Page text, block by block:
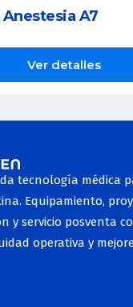
A7
Ver detalles
tecnología médica
Equipamiento,
y servicio posventa
operativa y